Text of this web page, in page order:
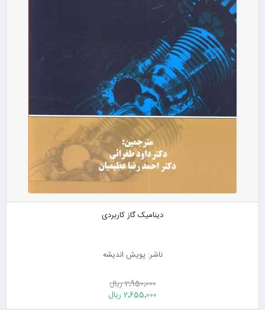
دینامیک گاز کاربردی
ناشر: پویش اندیشه
2٬950٬000 ریال
2٬655٬000 ریال